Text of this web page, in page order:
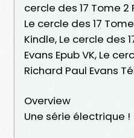
cercle des 17 Tome 2
Le cercle des 17
Kindle, Le cercle des
Evans Epub VK, Le
Richard Paul Evans
Overview
Une série électrique !